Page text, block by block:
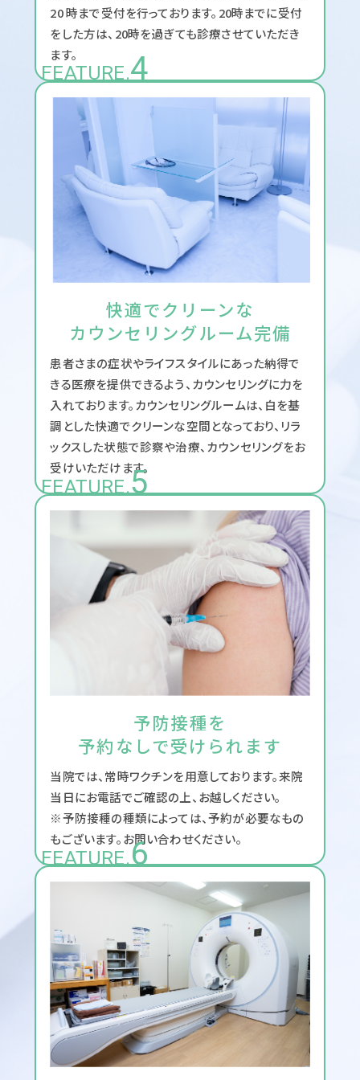
20 時まで受付を行っております。20時までに受付
をした方は、20時を過ぎても診療させていただき
ます。
FEATURE.4
快適でクリーンな
カウンセリングルーム完備
患者さまの症状やライフスタイルにあった納得で
きる医療を提供できるよう、カウンセリングに力を
入れております。カウンセリングルームは、白を基
調とした快適でクリーンな空間となっており、リラ
ックスした状態で診察や治療、カウンセリングをお
受けいただけます。
FEATURE.5
予防接種を
予約なしで受けられます
当院では、常時ワクチンを用意しております。来院
当日にお電話でご確認の上、お越しください。
※予防接種の種類によっては、予約が必要なもの
もございます。お問い合わせください。
FEATURE.6